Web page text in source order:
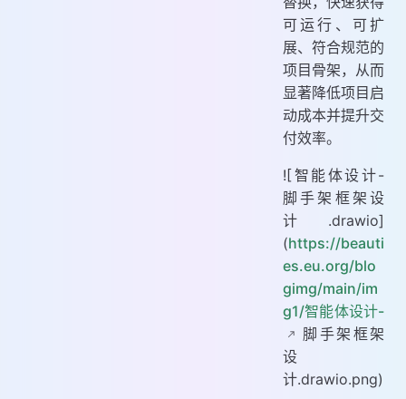
可运行、可扩
展、符合规范的
项目骨架，从而
显著降低项目启
动成本并提升交
付效率。
![智能体设计-
脚手架框架设
计.drawio]
(https://beauti
es.eu.org/blo
gimg/main/im
g1/智能体设计-
脚手架框架
设
计.drawio.png)